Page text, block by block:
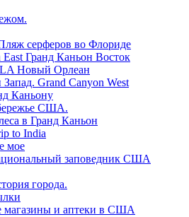
серферов во Флориде
East Гранд Каньон Восток
Новый Орлеан
Grand Canyon West
Каньону
США.
в Гранд Каньон
to India
мое
заповедник США
города.
магазины и аптеки в США